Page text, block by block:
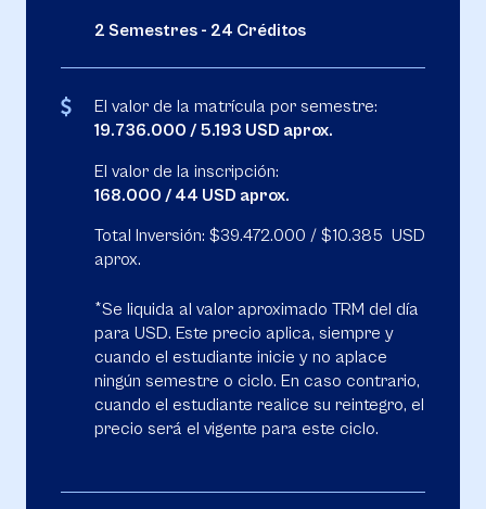
2 Semestres - 24 Créditos
El valor de la matrícula por semestre:
19.736.000 / 5.193 USD aprox.
El valor de la inscripción:
168.000 / 44 USD aprox.
Total Inversión: $39.472.000 / $10.385 USD
aprox.
*Se liquida al valor aproximado TRM del día
para USD. Este precio aplica, siempre y
cuando el estudiante inicie y no aplace
ningún semestre o ciclo. En caso contrario,
cuando el estudiante realice su reintegro, el
precio será el vigente para este ciclo.